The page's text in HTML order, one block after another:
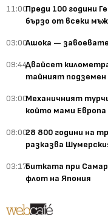
11:00Преди 100 години
бързо от всеки мъж
03:00Ашока —
09:44Двайсет
тайният
03:00Механичният
който мами Европа
08:0028 800 години на
разказва
03:17Битката при
флот на Япония